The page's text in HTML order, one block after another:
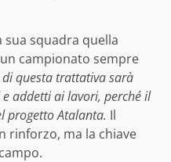
sua squadra quella
campionato sempre
di questa trattativa sarà
addetti ai lavori, perché il
progetto Atalanta. Il
rinforzo, ma la chiave